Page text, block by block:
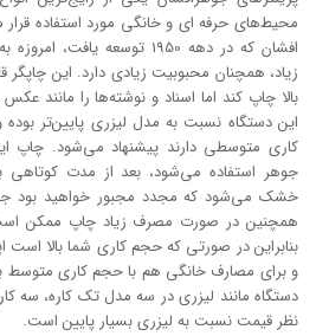
محیط‌های حرفه ای و خانگی مورد استفاده
افشان که در دهه 1950 توسعه
زیاد، همچنان محبوبیت زیادی دارد. این چاپگر
بالا چاپ کند اما اسناد و نوشته‌ها را مانند
این دستگاه نسبت به مدل لیزری پایین‌تر
کاری متوسطی دارند پیشنهاد می‌شود. چاپ
جوهر استفاده می‌شود، بعد از مدت کوتاهی
خشک می‌شود که مجدد مجبور خواهید بود
همچنین در صورت مصرف زیاد چاپ ممکن
بنابراین در صورتی که حجم کاری شما بالا است
و برای مصارف خانگی هم با حجم کاری متوسط
دستگاه مانند لیزری در سه مدل تک کاره، سه
نظر قیمت نسبت به لیزری بسیار پایین است.